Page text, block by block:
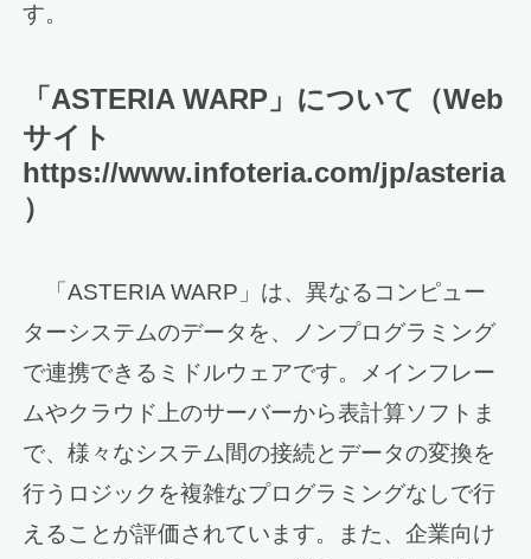
す。
「ASTERIA WARP」について（Web
サイト
https://www.infoteria.com/jp/asteria
）
「ASTERIA WARP」は、異なるコンピュー
ターシステムのデータを、ノンプログラミング
で連携できるミドルウェアです。メインフレー
ムやクラウド上のサーバーから表計算ソフトま
で、様々なシステム間の接続とデータの変換を
行うロジックを複雑なプログラミングなしで行
えることが評価されています。また、企業向け